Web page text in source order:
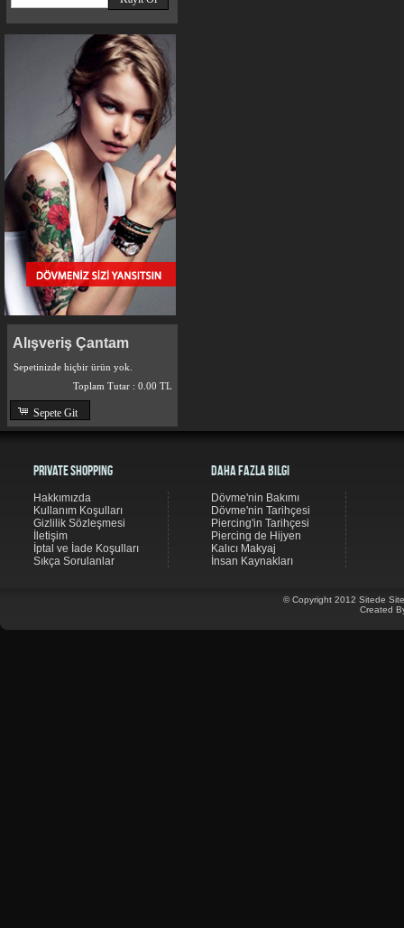
Alışveriş Çantam
Sepetinizde hiçbir ürün yok.
Toplam Tutar : 0.00 TL
Sepete Git
Private Shopping
Hakkımızda
Kullanım Koşulları
Gizlilik Sözleşmesi
İletişim
İptal ve İade Koşulları
Sıkça Sorulanlar
© Copyright 2012 Sitede
Created
Daha Fazla Bilgi
Dövme'nin Bakımı
Dövme'nin Tarihçesi
Piercing'in Tarihçesi
Piercing de Hijyen
Kalıcı Makyaj
İnsan Kaynakları